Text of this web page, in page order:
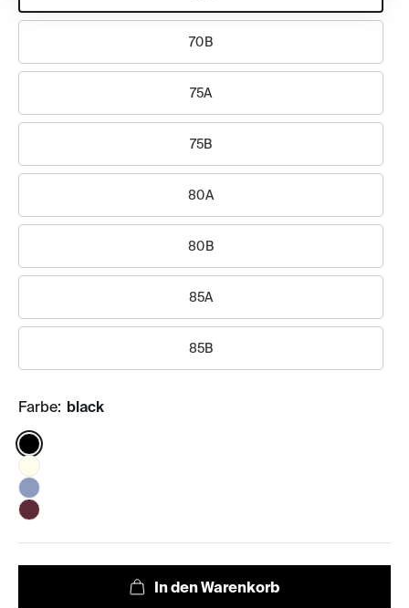
70B
75A
75B
80A
80B
85A
85B
Farbe: black
Color: